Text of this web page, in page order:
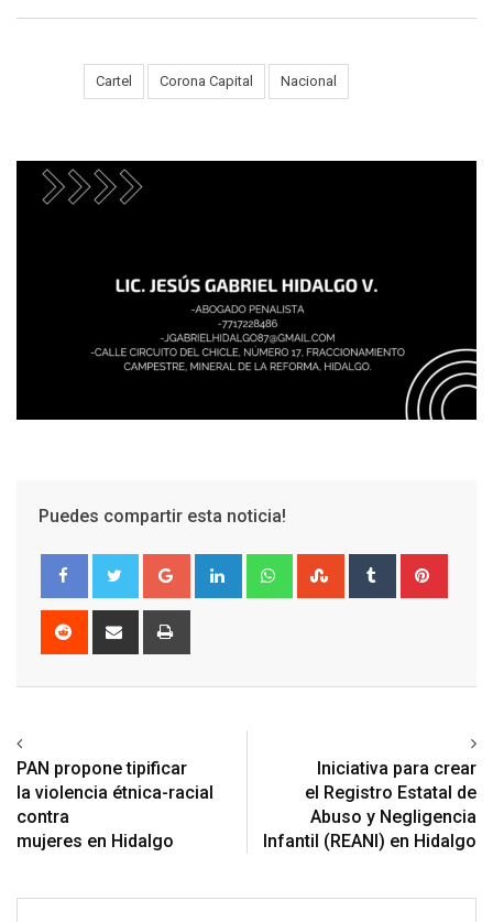
Cartel Corona Capital Nacional
Puedes compartir esta noticia!
Google+ LinkedIn WhatsappStumbleUpon
Tumblr
Reddit
Share
PAN propone tipificar
la violencia étnica-racial
contra
mujeres en Hidalgo
Iniciativa para crear
el Registro Estatal de
Abuso y Negligencia
Infantil (REANI) en Hidalgo